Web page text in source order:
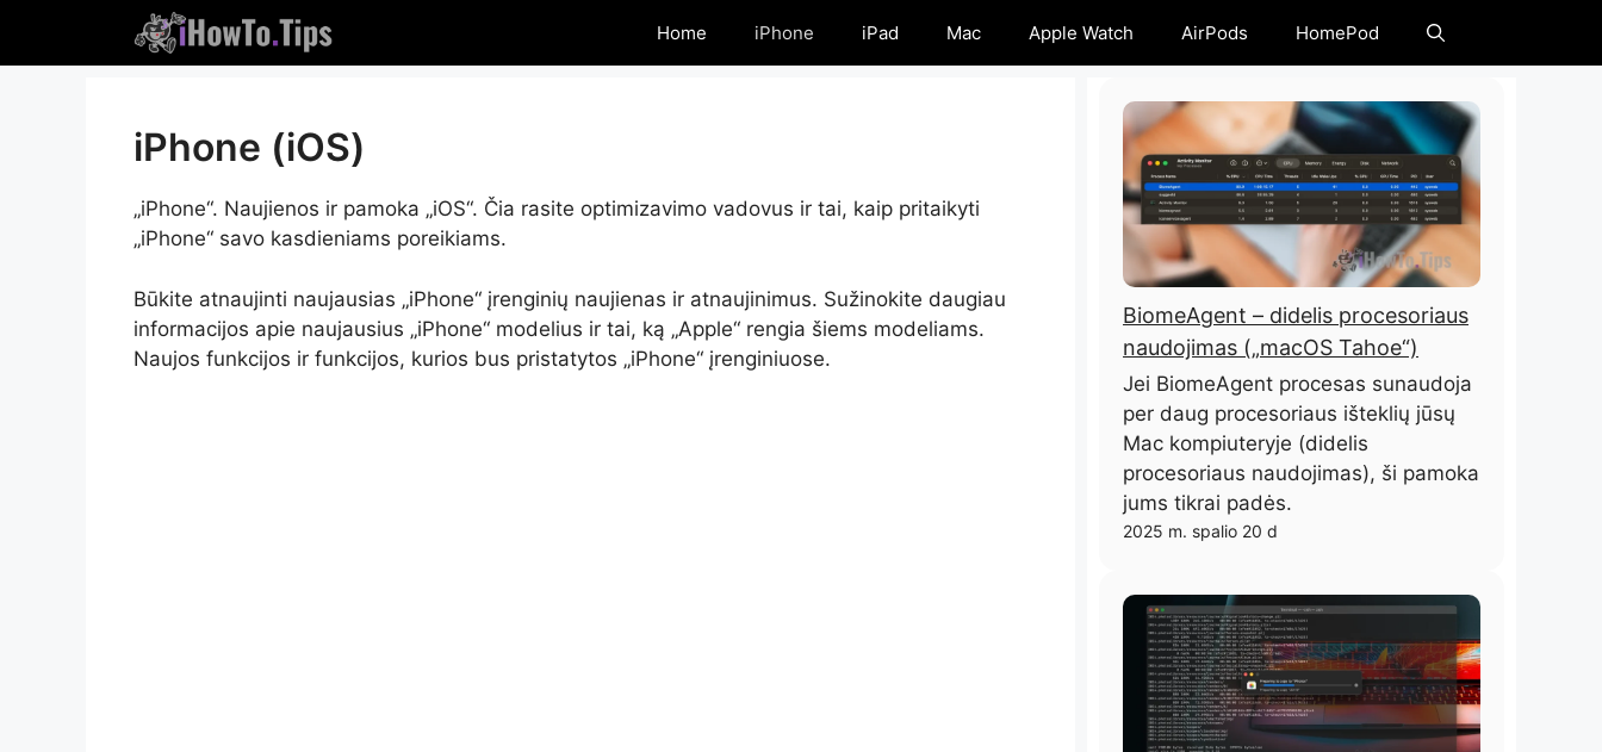
turinio
Home iPhone iPad Mac Apple Watch AirPods HomePod
iPhone (iOS)
„iPhone“. Naujienos ir pamoka „iOS“. Čia rasite optimizavimo vadovus ir tai, kaip pritaikyti
„iPhone“ savo kasdieniams poreikiams.
Būkite atnaujinti naujausias „iPhone“ įrenginių naujienas ir atnaujinimus. Sužinokite daugiau
informacijos apie naujausius „iPhone“ modelius ir tai, ką „Apple“ rengia šiems modeliams.
Naujos funkcijos ir funkcijos, kurios bus pristatytos „iPhone“ įrenginiuose.
BiomeAgent – ​​didelis procesoriaus
naudojimas („macOS Tahoe“)
Jei BiomeAgent procesas sunaudoja
per daug procesoriaus išteklių jūsų
Mac kompiuteryje (didelis
procesoriaus naudojimas), ši pamoka
jums tikrai padės.
2025 m. spalio 20 d